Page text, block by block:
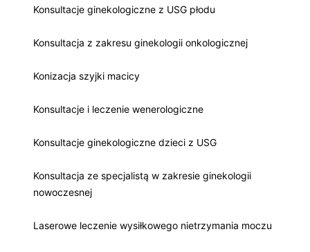
Konsultacje ginekologiczne z USG płodu
Konsultacja z zakresu ginekologii onkologicznej
Konizacja szyjki macicy
Konsultacje i leczenie wenerologiczne
Konsultacje ginekologiczne dzieci z USG
Konsultacja ze specjalistą w zakresie ginekologii
nowoczesnej
Laserowe leczenie wysiłkowego nietrzymania moczu